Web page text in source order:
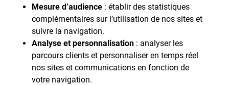
Mesure d’audience : établir des statistiques
complémentaires sur l’utilisation de nos sites et
suivre la navigation.
Analyse et personnalisation : analyser les
parcours clients et personnaliser en temps réel
nos sites et communications en fonction de
votre navigation.
Motif Professionnel